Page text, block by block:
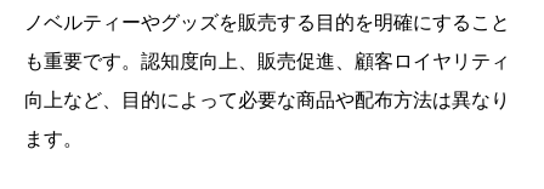
ノベルティーやグッズを販売する目的を明確にすること
も重要です。認知度向上、販売促進、顧客ロイヤリティ
向上など、目的によって必要な商品や配布方法は異なり
ます。